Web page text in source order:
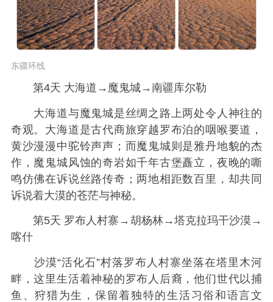
东疆环线
第4天 大海道→魔鬼城→南疆库尔勒
大海道与魔鬼城是丝绸之路上两处令人神往的
奇观。大海道是古代商旅穿越罗布泊的咽喉要道，
黄沙漫漫中驼铃声声；而魔鬼城则是雅丹地貌的杰
作，魔鬼城风蚀的奇岩如千年古堡矗立，夜晚的嘶
鸣仿佛在诉说丝路传奇；两地相距数百里，却共同
诉说着大漠的苍茫与神秘。
第5天 罗布人村寨→胡杨林→塔克拉玛干沙漠→
喀什
沙漠“活化石”村落罗布人村寨坐落在塔里木河
畔，这里生活着神秘的罗布人后裔，他们世代以捕
鱼、狩猎为生，保留着独特的生活习俗和语言文